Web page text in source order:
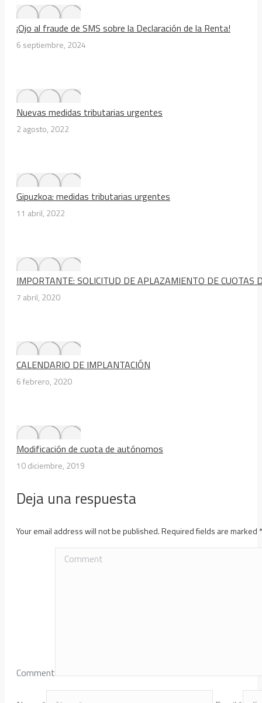
¡Ojo al fraude de SMS sobre la Declaración de la Renta!
6 septiembre, 2024
Nuevas medidas tributarias urgentes
2 agosto, 2022
Gipuzkoa: medidas tributarias urgentes
11 abril, 2022
IMPORTANTE: SOLICITUD DE APLAZAMIENTO DE CUOTAS
7 abril, 2020
CALENDARIO DE IMPLANTACIÓN
6 febrero, 2020
Modificación de cuota de autónomos
10 diciembre, 2019
Deja una respuesta
Your email address will not be published. Required fields are marked *
Comment